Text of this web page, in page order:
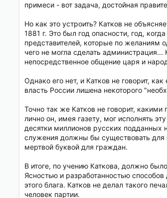
примеси - вот задача, достойная
Но как это устроить? Катков не
1881 г. Это был год опасности, год,
представителей, которые по
чего не могла сделать администрация...
непосредственное общение царя и
Однако его нет, и Катков не говорит,
власть России лишена некоторого
Точно так же Катков не говорит,
лично он, имея газету, мог исполнять
десятки миллионов русских подданных
служения должны бы существовать для
мертвой буквой для граждан.
В итоге, по учению Каткова, должно
Ясностью и разработанностью
этого блага. Катков не делал такого
человек партии.